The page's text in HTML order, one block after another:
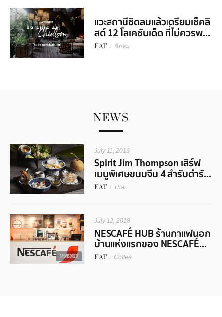
แวะสถานีชิดลมแล้วเตรียมเช็คลิ
สต์ 12 โลเคชันเด็ด ที่ไม่ควรพ...
EAT / ชิดลม
NEWS
July 11, 2019
Spirit Jim Thompson เสิร์ฟ
เมนูพิเศษขนมจีน 4 สำรับตำรั...
EAT / Thai
SPONSORED
July 12, 2018
NESCAFÉ HUB ร้านกาแฟนอก
บ้านแห่งแรกของ NESCAFÉ...
EAT / Coffee